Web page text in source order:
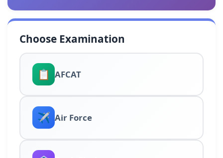
Choose Examination
📋 AFCAT
✈️ Air Force